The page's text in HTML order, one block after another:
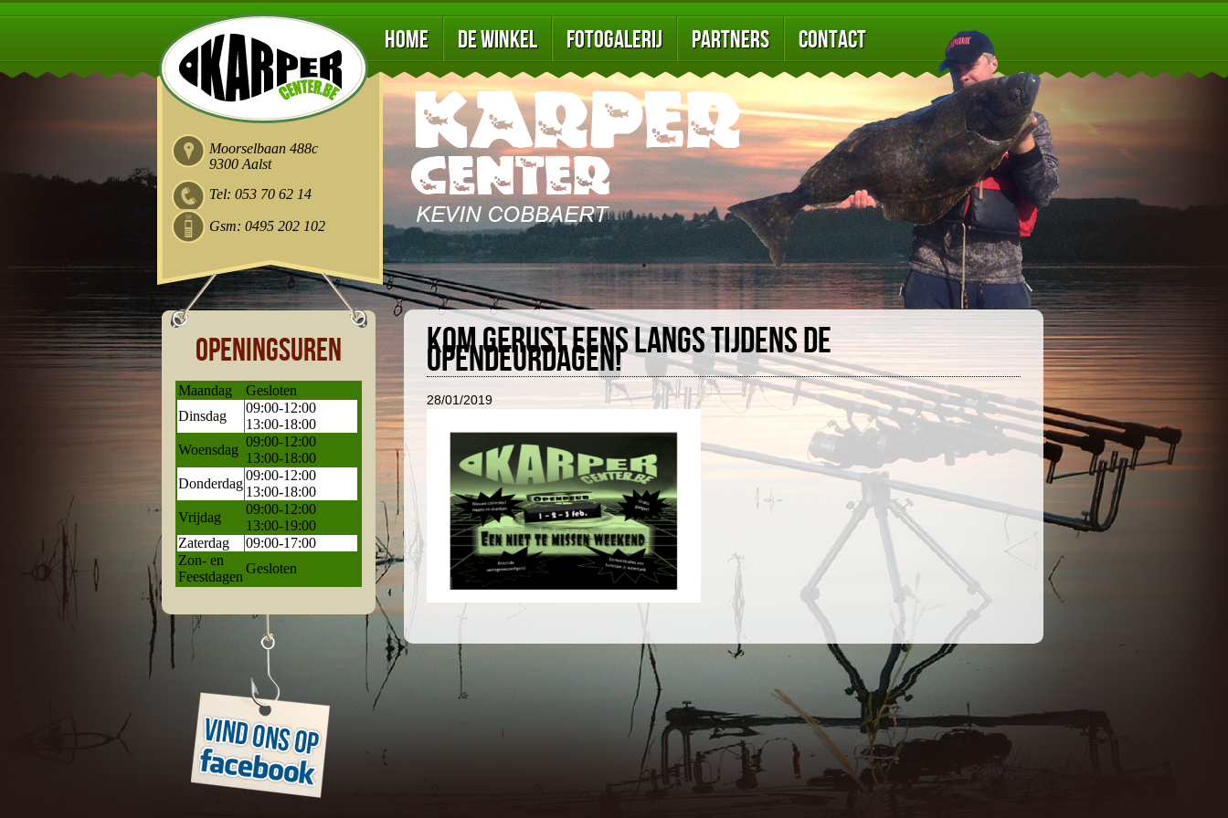
Home De winkel Fotogalerij Partners Contact
Moorselbaan 488c
9300 Aalst
Tel: 053 70 62 14
Gsm: 0495 202 102
Openingsuren
Maandag
Gesloten
Dinsdag
09:00-12:00
13:00-18:00
Woensdag
09:00-12:00
13:00-18:00
Donderdag
09:00-12:00
13:00-18:00
Vrijdag
09:00-12:00
13:00-19:00
Zaterdag
09:00-17:00
Zon- en
Feestdagen
Gesloten
Kom gerust eens langs tijdens de
opendeurdagen!
28/01/2019